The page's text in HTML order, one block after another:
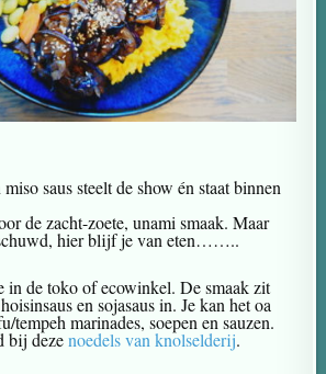
saus steelt de show én staat binnen
de zacht-zoete, unami smaak. Maar
hier blijf je van eten……..
in de toko of ecowinkel. De smaak zit
en sojasaus in. Je kan het oa
tempeh marinades, soepen en sauzen.
bij dezenoedels van knolselderij.